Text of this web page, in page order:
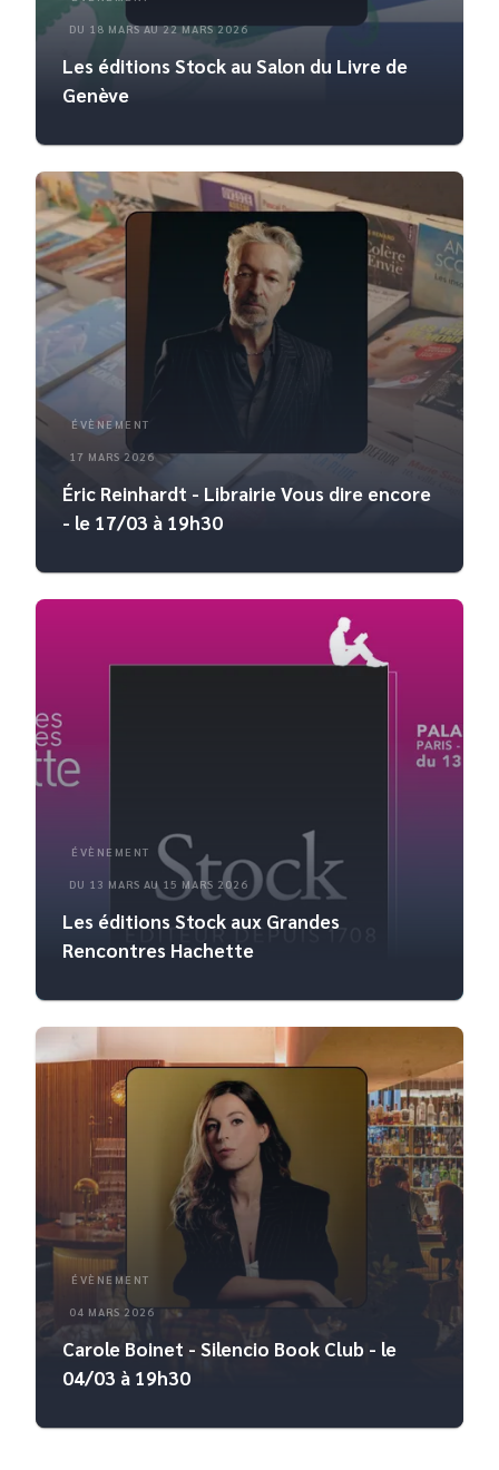
DU 18 MARS AU 22 MARS 2026
Les éditions Stock au Salon du Livre de
Genève
ÉVÈNEMENT
17 MARS 2026
Éric Reinhardt - Librairie Vous dire encore
- le 17/03 à 19h30
ÉVÈNEMENT
DU 13 MARS AU 15 MARS 2026
Les éditions Stock aux Grandes
Rencontres Hachette
ÉVÈNEMENT
04 MARS 2026
Carole Boinet - Silencio Book Club - le
04/03 à 19h30